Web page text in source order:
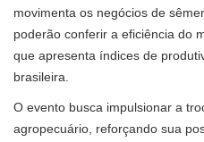
movimenta os negócios de
poderão conferir a eficiência do
que apresenta índices de
brasileira.
O evento busca impulsionar a
agropecuário, reforçando sua